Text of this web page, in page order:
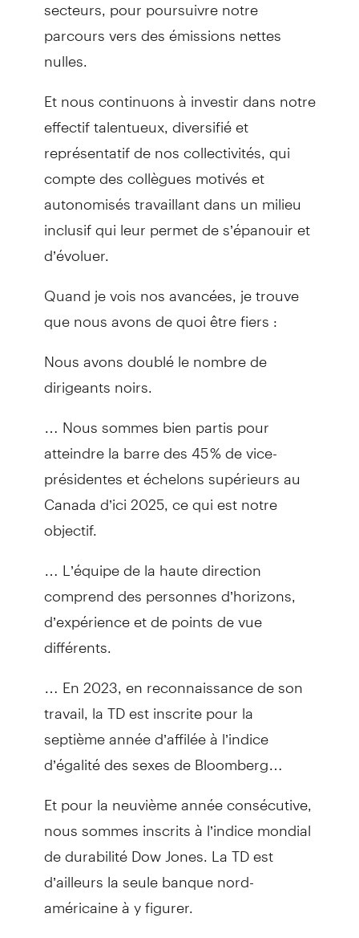
parcours vers des émissions nettes
nulles.
Et nous continuons à investir dans notre
effectif talentueux, diversifié et
représentatif de nos collectivités, qui
compte des collègues motivés et
autonomisés travaillant dans un milieu
inclusif qui leur permet de s’épanouir et
d’évoluer.
Quand je vois nos avancées, je trouve
que nous avons de quoi être fiers :
Nous avons doublé le nombre de
dirigeants noirs.
… Nous sommes bien partis pour
atteindre la barre des 45 % de vice-
présidentes et échelons supérieurs au
Canada d’ici 2025, ce qui est notre
objectif.
… L’équipe de la haute direction
comprend des personnes d’horizons,
d’expérience et de points de vue
différents.
… En 2023, en reconnaissance de son
travail, la TD est inscrite pour la
septième année d’affilée à l’indice
d’égalité des sexes de Bloomberg…
Et pour la neuvième année consécutive,
nous sommes inscrits à l’indice mondial
de durabilité Dow Jones. La TD est
d’ailleurs la seule banque nord-
américaine à y figurer.